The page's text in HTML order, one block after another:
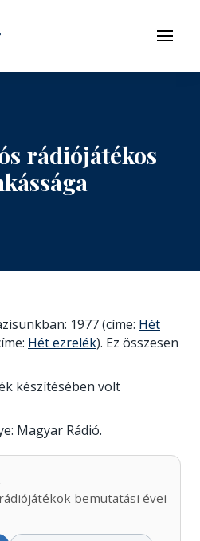
Menü
rádiójátékos
1977 (címe: Hét
Hét ezrelék). Ez összesen
készítésében volt
Magyar Rádió.
bemutatási évei